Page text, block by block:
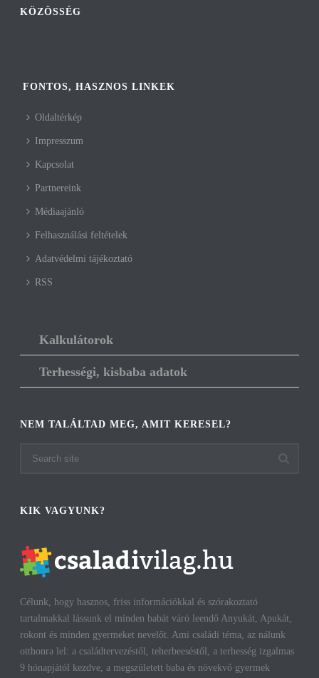
KÖZÖSSÉG
FONTOS, HASZNOS LINKEK
Oldaltérkép
Impresszum
Kapcsolat
Partnereink
Médiaajánló
Felhasználási feltételek
Adatvédelmi tájékoztató
RSS
Kalkulátorok
Terhességi, kisbaba adatok
NEM TALÁLTAD MEG, AMIT KERESEL?
KIK VAGYUNK?
Célunk, hogy hasznos, friss információkkal és szórakoztató
tartalmakkal lássunk el minden babát váró leendő Anyukát, Apukát,
rokont és minden gyermeket nevelőt. Ami családi téma, az nálunk
otthonra lel: a családtervezéstől, teherbeeséstől, a terhesség izgalmas
9 hónapjától kezdve, a megszületett baba és növekvő gyermek